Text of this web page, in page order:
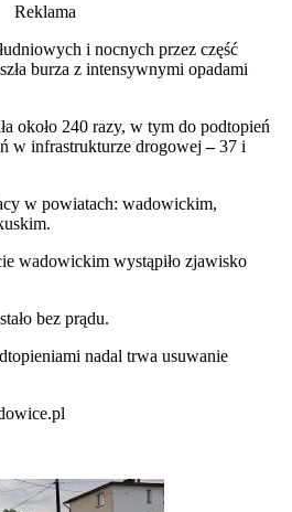
Reklama
i nocnych przez część
burza z intensywnymi opadami
około 240 razy, w tym do podtopień
w infrastrukturze drogowej –37 i
w powiatach: wadowickim,
wadowickim wystąpiło zjawisko
bez prądu.
nadal trwa usuwanie